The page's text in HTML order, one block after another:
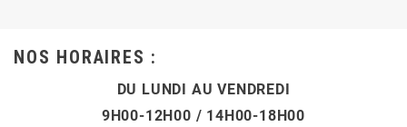
NOS HORAIRES :
DU LUNDI AU VENDREDI
9H00-12H00 / 14H00-18H00